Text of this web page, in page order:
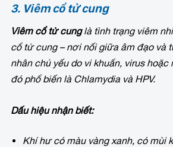
3. Viêm cổ tử cung
Viêm cổ tử cunglà tình trạng viêm
cổ tử cung – nơi nối giữa âm đạo và
nhân chủ yếu do vi khuẩn, virus hoặc
đó phổ biến là Chlamydia và HPV.
Dấu hiệu nhận biết:
Khí hư có màu vàng xanh, có mùi